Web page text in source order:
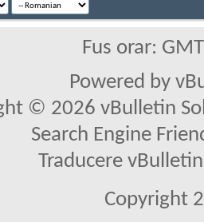
Fus orar:
Powered by
© 2026 vBulletin
Search Engine
Traducere
Copyright